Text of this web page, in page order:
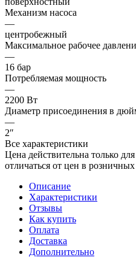
Механизм насоса
—
центробежный
Максимальное рабочее
—
16 бар
Потребляемая мощность
—
2200 Вт
Диаметр присоединения в
—
2″
Все характеристики
Цена действительна только
отличаться от цен в
Описание
Характеристики
Отзывы
Как купить
Оплата
Доставка
Дополнительно